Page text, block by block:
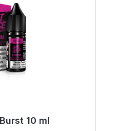
10 ml